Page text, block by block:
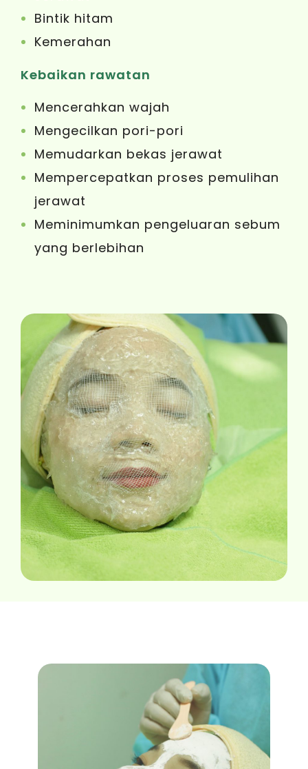
Bintik hitam
Kemerahan
Kebaikan rawatan
Mencerahkan wajah
Mengecilkan pori-pori
Memudarkan bekas jerawat
Mempercepatkan proses pemulihan
jerawat
Meminimumkan pengeluaran sebum
yang berlebihan